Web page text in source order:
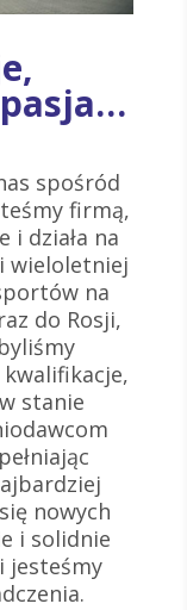
spośród
firmą,
działa na
wieloletniej
na
do Rosji,
stanie
nowych
i solidnie
jesteśmy